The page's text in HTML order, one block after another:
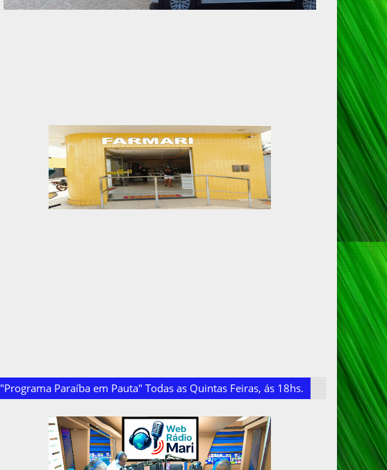
"Programa Paraíba em Pauta" Todas as Quintas Feiras, ás 18hs.